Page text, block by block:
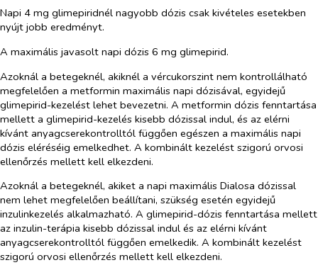
Napi 4 mg glimepiridnél nagyobb dózis csak kivételes esetekben
nyújt jobb eredményt.
A maximális javasolt napi dózis 6 mg glimepirid.
Azoknál a betegeknél, akiknél a vércukorszint nem kontrollálható
megfelelően a metformin maximális napi dózisával, egyidejű
glimepirid-kezelést lehet bevezetni. A metformin dózis fenntartása
mellett a glimepirid-kezelés kisebb dózissal indul, és az elérni
kívánt anyagcserekontrolltól függően egészen a maximális napi
dózis eléréséig emelkedhet. A kombinált kezelést szigorú orvosi
ellenőrzés mellett kell elkezdeni.
Azoknál a betegeknél, akiket a napi maximális Dialosa dózissal
nem lehet megfelelően beállítani, szükség esetén egyidejű
inzulinkezelés alkalmazható. A glimepirid-dózis fenntartása mellett
az inzulin-terápia kisebb dózissal indul és az elérni kívánt
anyagcserekontrolltól függően emelkedik. A kombinált kezelést
szigorú orvosi ellenőrzés mellett kell elkezdeni.